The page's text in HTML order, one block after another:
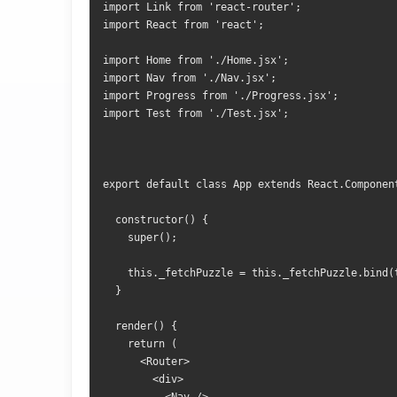
import
Link from 'react-router' ;
import
React from 'react' ;
import Home from './Home.jsx' ;
import
Nav from './Nav.jsx' ;
import
Progress from './Progress.jsx' ;
import Test from './Test.jsx' ;
export default class App extends React .
constructor()
{
    super
();
this . _fetchPuzzle = this . _fetchPuzzle. bind (
}
  render
()
{
return
(
<Router>
<div>